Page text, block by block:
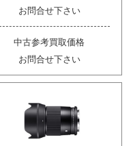
お問合せ下さい
中古参考買取価格
お問合せ下さい